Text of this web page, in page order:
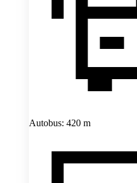
Autobus: 420 m